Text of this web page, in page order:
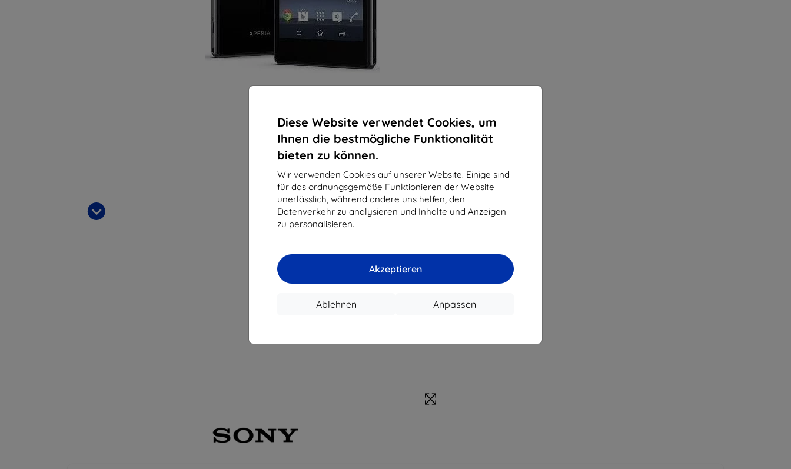
Diese Website verwendet Cookies, um
Ihnen die bestmögliche Funktionalität
bieten zu können.
Wir verwenden Cookies auf unserer Website. Einige sind
für das ordnungsgemäße Funktionieren der Website
unerlässlich, während andere uns helfen, den
Datenverkehr zu analysieren und Inhalte und Anzeigen
zu personalisieren.
Akzeptieren
Anpassen
Ablehnen